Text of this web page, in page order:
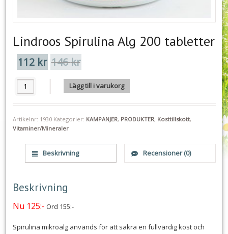
Lindroos Spirulina Alg 200 tabletter
146krDet
ursprungliga
priset
var:
112 kr
Det
nuvarande
priset
är:
Lindroos Spirulina Alg 200 tabletter mängd
Lägg till i varukorg
Artikelnr: 1930 Kategorier: KAMPANJER, PRODUKTER, Kosttillskott,
Vitaminer/Mineraler
Beskrivning Recensioner (0)
Beskrivning
Nu 125:- Ord 155:-
Spirulina mikroalg används för att säkra en fullvärdig kost och